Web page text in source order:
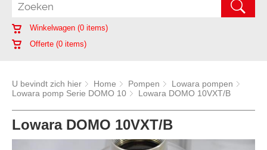
Winkelwagen (0 items)
Offerte (0 items)
U bevindt zich hier Home Pompen
Lowara pompen
Lowara pomp Serie DOMO 10
Lowara DOMO 10VXT/B
Lowara DOMO 10VXT/B